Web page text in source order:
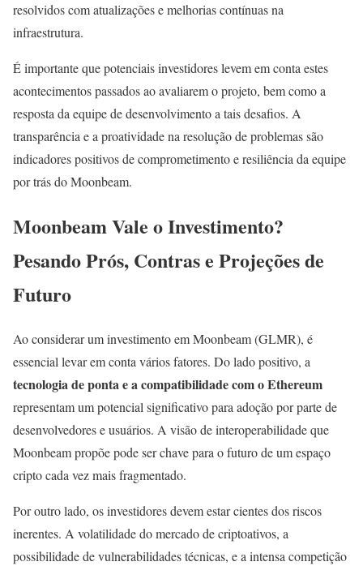
resolvidos com atualizações e melhorias contínuas na
infraestrutura.
É importante que potenciais investidores levem em conta estes
acontecimentos passados ao avaliarem o projeto, bem como a
resposta da equipe de desenvolvimento a tais desafios. A
transparência e a proatividade na resolução de problemas são
indicadores positivos de comprometimento e resiliência da equipe
por trás do Moonbeam.
Moonbeam Vale o Investimento?
Pesando Prós, Contras e Projeções de
Futuro
Ao considerar um investimento em Moonbeam (GLMR), é
essencial levar em conta vários fatores. Do lado positivo, a
tecnologia de ponta e a compatibilidade com o Ethereum
representam um potencial significativo para adoção por parte de
desenvolvedores e usuários. A visão de interoperabilidade que
Moonbeam propõe pode ser chave para o futuro de um espaço
cripto cada vez mais fragmentado.
Por outro lado, os investidores devem estar cientes dos riscos
inerentes. A volatilidade do mercado de criptoativos, a
possibilidade de vulnerabilidades técnicas, e a intensa competição